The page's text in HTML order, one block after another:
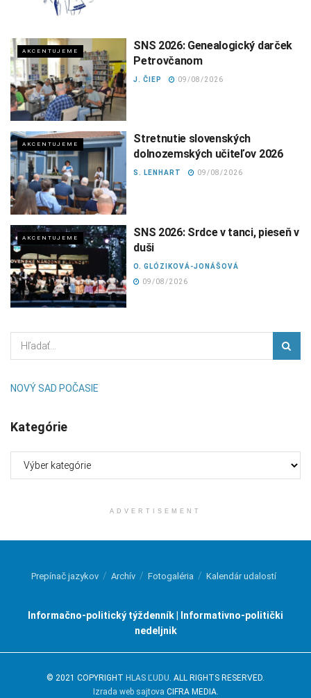
AKCENTUJEME
SNS 2026: Genealogický darček
Petrovčanom
J. ČIEP 09/08/2026
AKCENTUJEME
Stretnutie slovenských
dolnozemských učiteľov 2026
S. LENHART 09/08/2026
AKCENTUJEME
SNS 2026: Srdce v tanci, pieseň v
duši
O. GLÓZIKOVÁ-JONÁŠOVÁ
09/08/2026
NOVÝ SAD POČASIE
Kategórie
ADVERTISEMENT
Prepínač jazykov Archív Fotogaléria Kalendár udalostí
Informačno-politický týždenník | Informativno-politički
nedeljnik
© 2021 COPYRIGHT HLAS ĽUDU. ALL RIGHTS RESERVED.
Izrada web sajtova CIFRA MEDIA.